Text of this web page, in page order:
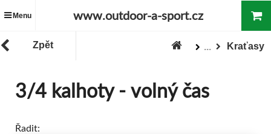
Menu www.outdoor-a-sport.cz
Zpět ... Kraťasy
3/4 kalhoty - volný čas
Řadit: